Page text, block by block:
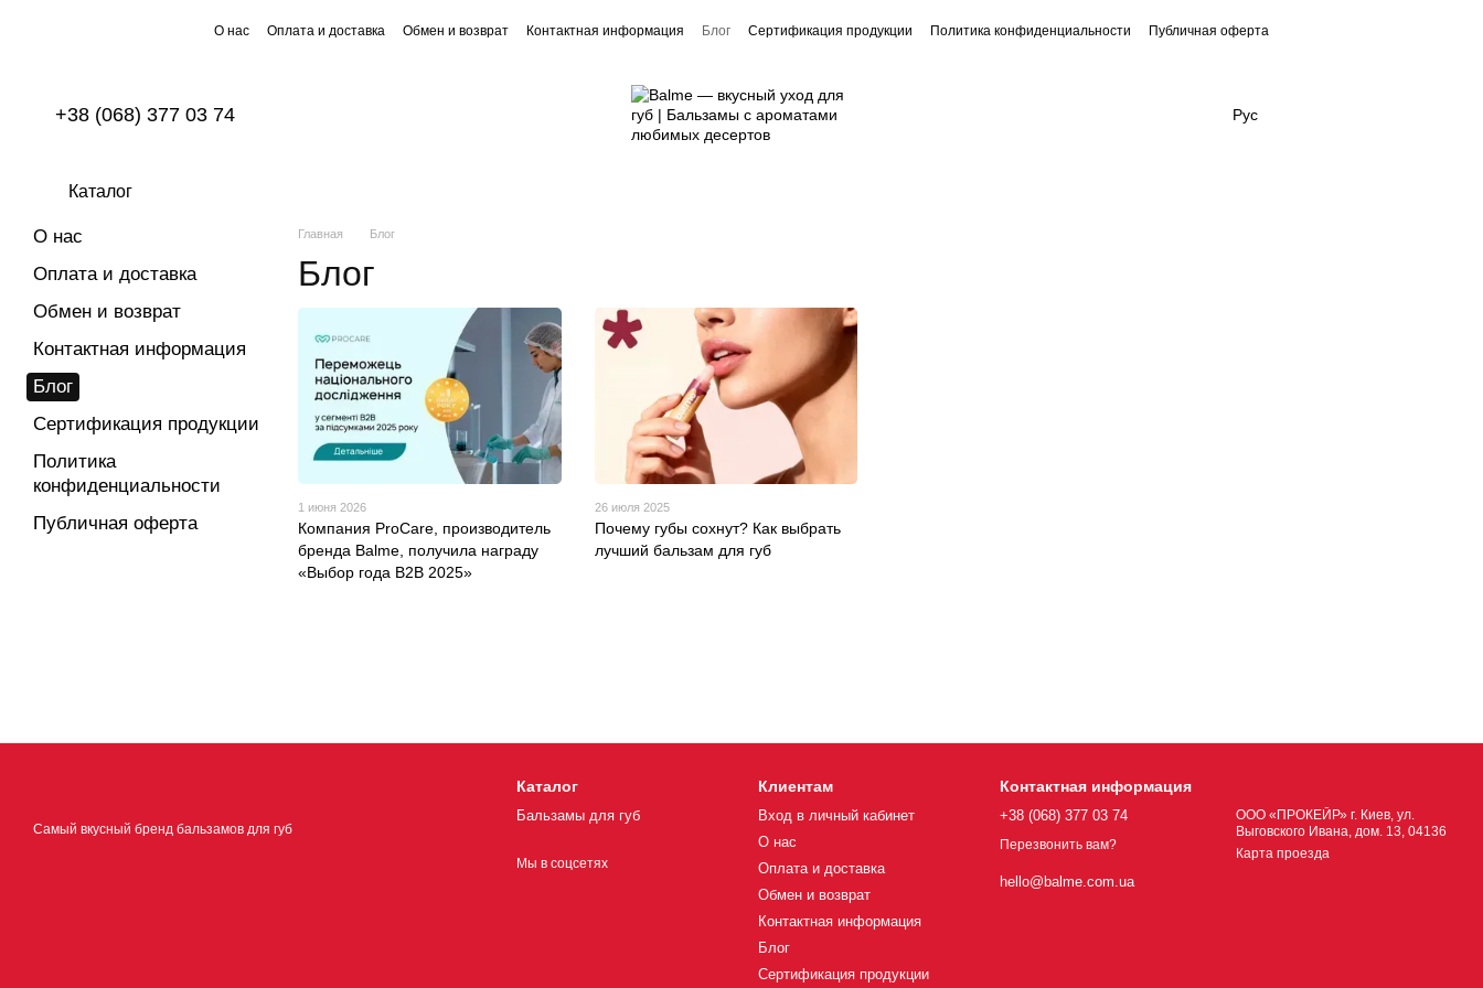
О нас Оплата и доставка Обмен и возврат Контактная информация Блог Сертификация продукции Политика конфиденциальности Публичная оферта
+38 (068) 377 03 74 Рус
Каталог
Главная Блог
Блог
1 июня 2026
Компания ProCare, производитель
бренда Balme, получила награду
«Выбор года B2B 2025»
26 июля 2025
Почему губы сохнут? Как выбрать
лучший бальзам для губ
О нас
Оплата и доставка
Обмен и возврат
Контактная информация
Блог
Сертификация продукции
Политика
конфиденциальности
Публичная оферта
Самый вкусный бренд бальзамов для губ
Каталог
Бальзамы для губ
Мы в соцсетях
Клиентам
Вход в личный кабинет
О нас
Оплата и доставка
Обмен и возврат
Контактная информация
Блог
Сертификация продукции
Контактная информация
+38 (068) 377 03 74
Перезвонить вам?
hello@balme.com.ua
ООО «ПРОКЕЙР» г. Киев, ул.
Выговского Ивана, дом. 13, 04136
Карта проезда